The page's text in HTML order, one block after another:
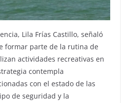
Lila Frías Castillo, señaló
formar parte de la rutina de
actividades recreativas en
contempla
con el estado de las
de seguridad y la